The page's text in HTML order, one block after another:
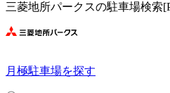
三菱地所パークスの駐車場検索
月極駐車場を探す